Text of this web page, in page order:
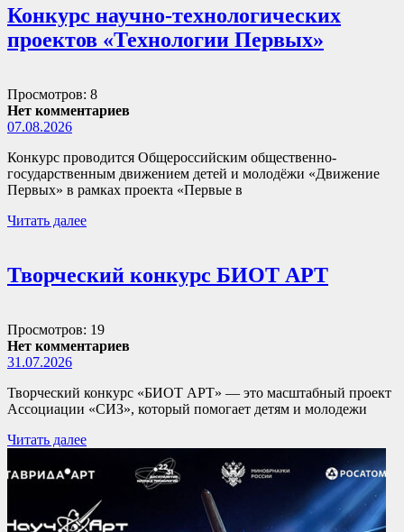
Конкурс научно-технологических
проектов «Технологии Первых»
Просмотров: 8
Нет комментариев
07.08.2026
Конкурс проводится Общероссийским общественно-
государственным движением детей и молодёжи «Движение
Первых» в рамках проекта «Первые в
Читать далее
Творческий конкурс БИОТ АРТ
Просмотров: 19
Нет комментариев
31.07.2026
Творческий конкурс «БИОТ АРТ» — это масштабный проект
Ассоциации «СИЗ», который помогает детям и молодежи
Читать далее